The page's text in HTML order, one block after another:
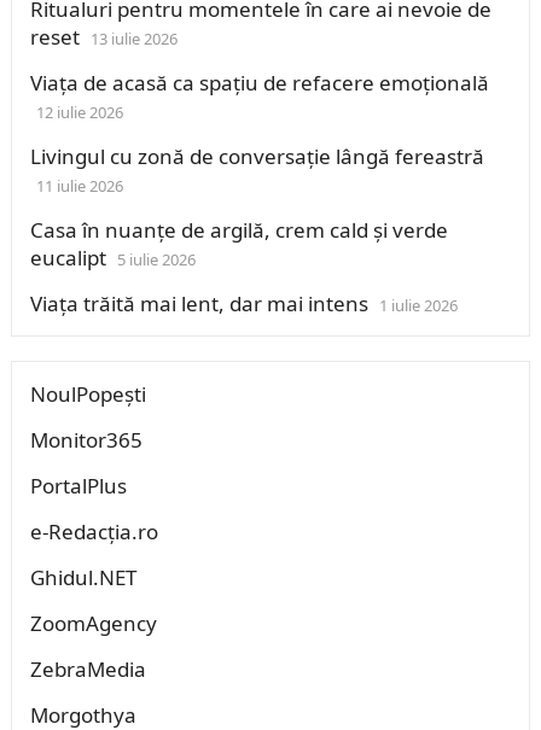
Ritualuri pentru momentele în care ai nevoie de
reset 13 iulie 2026
Viața de acasă ca spațiu de refacere emoțională
12 iulie 2026
Livingul cu zonă de conversație lângă fereastră
11 iulie 2026
Casa în nuanțe de argilă, crem cald și verde
eucalipt 5 iulie 2026
Viața trăită mai lent, dar mai intens 1 iulie 2026
NoulPopești
Monitor365
PortalPlus
e-Redacția.ro
Ghidul.NET
ZoomAgency
ZebraMedia
Morgothya